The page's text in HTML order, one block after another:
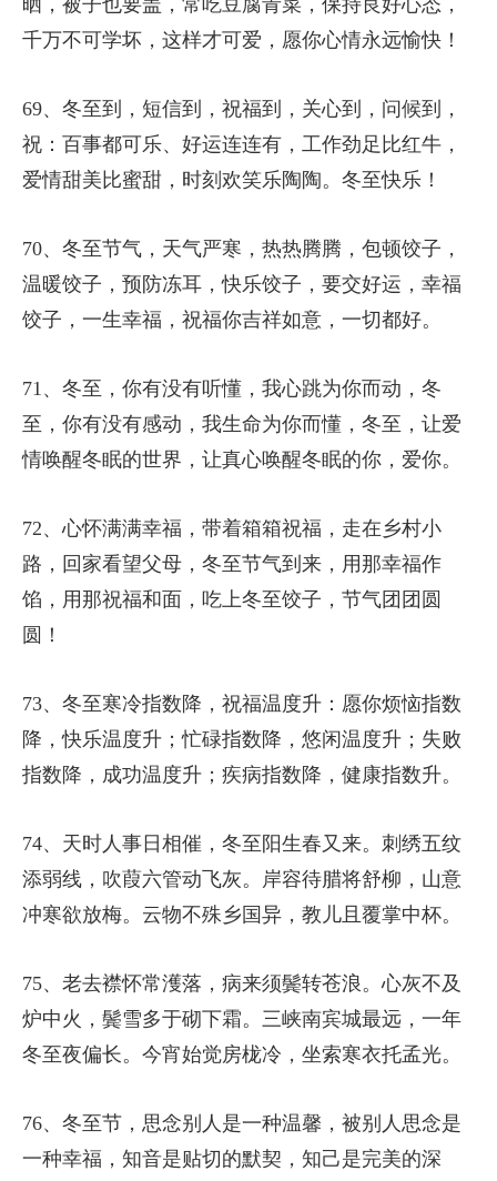
千万不可学坏，这样才可爱，愿你心情永远愉快！
69、冬至到，短信到，祝福到，关心到，问候到，
祝：百事都可乐、好运连连有，工作劲足比红牛，
爱情甜美比蜜甜，时刻欢笑乐陶陶。冬至快乐！
70、冬至节气，天气严寒，热热腾腾，包顿饺子，
温暖饺子，预防冻耳，快乐饺子，要交好运，幸福
饺子，一生幸福，祝福你吉祥如意，一切都好。
71、冬至，你有没有听懂，我心跳为你而动，冬
至，你有没有感动，我生命为你而懂，冬至，让爱
情唤醒冬眠的世界，让真心唤醒冬眠的你，爱你。
72、心怀满满幸福，带着箱箱祝福，走在乡村小
路，回家看望父母，冬至节气到来，用那幸福作
馅，用那祝福和面，吃上冬至饺子，节气团团圆
圆！
73、冬至寒冷指数降，祝福温度升：愿你烦恼指数
降，快乐温度升；忙碌指数降，悠闲温度升；失败
指数降，成功温度升；疾病指数降，健康指数升。
74、天时人事日相催，冬至阳生春又来。刺绣五纹
添弱线，吹葭六管动飞灰。岸容待腊将舒柳，山意
冲寒欲放梅。云物不殊乡国异，教儿且覆掌中杯。
75、老去襟怀常濩落，病来须鬓转苍浪。心灰不及
炉中火，鬓雪多于砌下霜。三峡南宾城最远，一年
冬至夜偏长。今宵始觉房栊冷，坐索寒衣托孟光。
76、冬至节，思念别人是一种温馨，被别人思念是
一种幸福，知音是贴切的默契，知己是完美的深